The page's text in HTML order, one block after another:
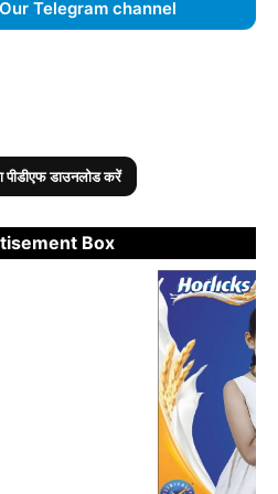
Telegram channel
डाउनलोड करें
Box
आरोपी ने 22 साल जेल काटी:सुप्रीम कोर्ट
कौर बोलीं- आप अपनी जिंदगी के खुद
कि आप कहां से हैं तो डंके की चोट पर कहती
के बिजनौर में हाईवे पर बह रही गंगा
300 सड़कें बंद; झारखंड में बारिश-
होटल रेडिसन ब्लू में NRI से रेप की
न्यूड किया; कहा- तेरे शरीर में 2 भूत, भगा